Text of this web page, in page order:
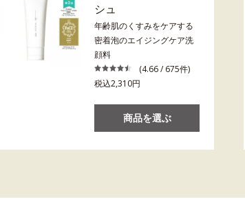
シュ
年齢肌のくすみをケアする
密着泡のエイジングケア洗
顔料
(4.66 / 675件)
税込2,310円
商品を選ぶ